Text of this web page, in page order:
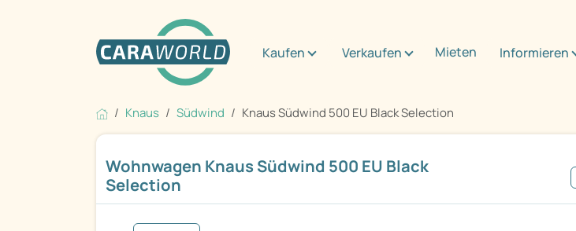
Kaufen Verkaufen Mieten Informieren
Knaus Südwind Knaus Südwind 500 EU Black Selection
Wohnwagen Knaus Südwind 500 EU Black
Selection